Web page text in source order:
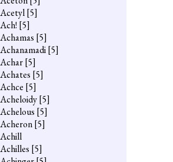
Acetyl[5]
Ach! [5]
Achamas [5]
Achanamadi[5]
Achar[5]
Achates [5]
Achce [5]
Acheloidy[5]
Achelous [5]
Acheron[5]
Achill
Achilles [5]